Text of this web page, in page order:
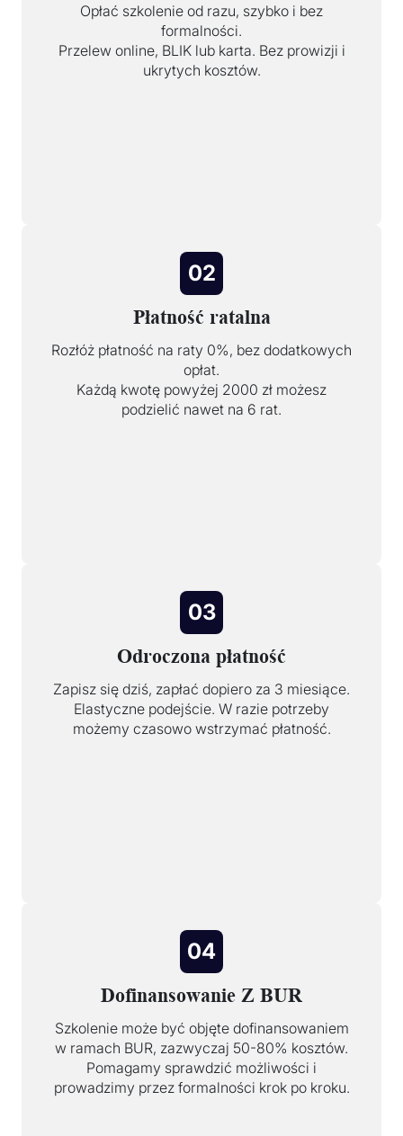
Opłać szkolenie od razu, szybko i bez
formalności.
Przelew online, BLIK lub karta. Bez prowizji i
ukrytych kosztów.
02
Płatność ratalna
Rozłóż płatność na raty 0%, bez dodatkowych
opłat.
Każdą kwotę powyżej 2000 zł możesz
podzielić nawet na 6 rat.
03
Odroczona płatność
Zapisz się dziś, zapłać dopiero za 3 miesiące.
Elastyczne podejście. W razie potrzeby
możemy czasowo wstrzymać płatność.
04
Dofinansowanie Z BUR
Szkolenie może być objęte dofinansowaniem
w ramach BUR, zazwyczaj 50-80% kosztów.
Pomagamy sprawdzić możliwości i
prowadzimy przez formalności krok po kroku.